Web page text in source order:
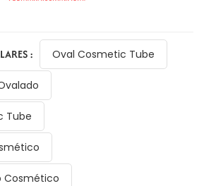
: Oval Cosmetic Tube
Tube
Cosmético